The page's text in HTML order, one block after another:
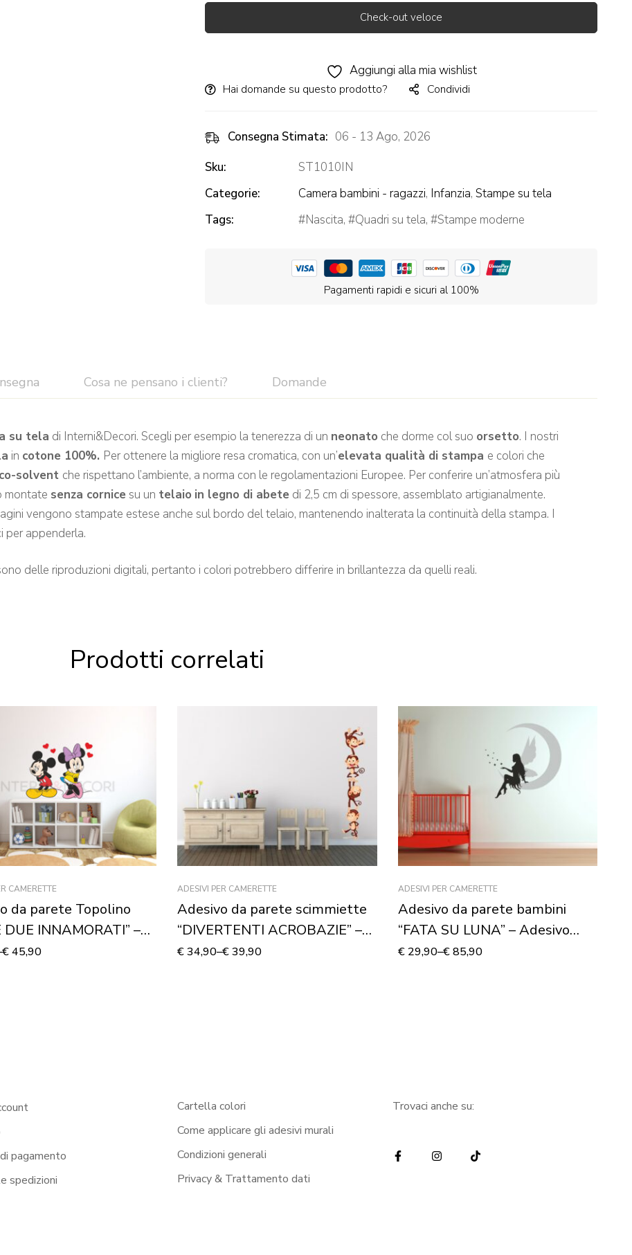
Check-out veloce
Aggiungi alla mia wishlist
Hai domande su questo prodotto? Condividi
Consegna Stimata: 06 - 13 Ago, 2026
Sku:
ST1010IN
Categorie:
Camera bambini - ragazzi, Infanzia, Stampe su tela
Tags:
Nascita, Quadri su tela, Stampe moderne
Pagamenti rapidi e sicuri al 100%
Cosa ne pensano i clienti? Domande
su tela di Interni&Decori. Scegli per esempio la tenerezza di un neonato che dorme col suo orsetto. I nostri
in cotone 100%. Per ottenere la migliore resa cromatica, con un’elevata qualità di stampa e colori che
solvent che rispettano l’ambiente, a norma con le regolamentazioni Europee. Per conferire un’atmosfera più
montate senza cornice su un telaio in legno di abete di 2,5 cm di spessore, assemblato artigianalmente.
vengono stampate estese anche sul bordo del telaio, mantenendo inalterata la continuità della stampa. I
per appenderla.
delle riproduzioni digitali, pertanto i colori potrebbero differire in brillantezza da quelli reali.
Prodotti correlati
CAMERETTE
da parete Topolino
DUE INNAMORATI” –
murale
€45,90
ADESIVI PER CAMERETTE
Adesivo da parete scimmiette
“DIVERTENTI ACROBAZIE” –
Adesivo murale
€34,90–€39,90
ADESIVI PER CAMERETTE
Adesivo da parete bambini
“FATA SU LUNA” – Adesivo
murale
€29,90–€85,90
pagamento
spedizioni
Cartella colori
Come applicare gli adesivi murali
Condizioni generali
Privacy & Trattamento dati
Trovaci anche su: